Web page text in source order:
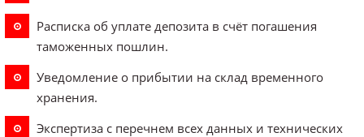
Расписка об уплате депозита в счёт погашения
таможенных пошлин.
Уведомление о прибытии на склад временного
хранения.
Экспертиза с перечнем всех данных и технических